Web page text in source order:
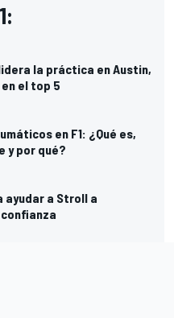
la práctica en Austin,
el top 5
en F1: ¿Qué es,
y por qué?
ayudar a Stroll a